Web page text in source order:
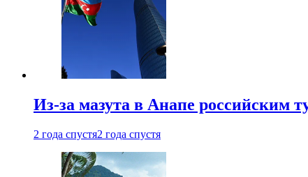
Из-за мазута в Анапе российским
2 года спустя2 года спустя